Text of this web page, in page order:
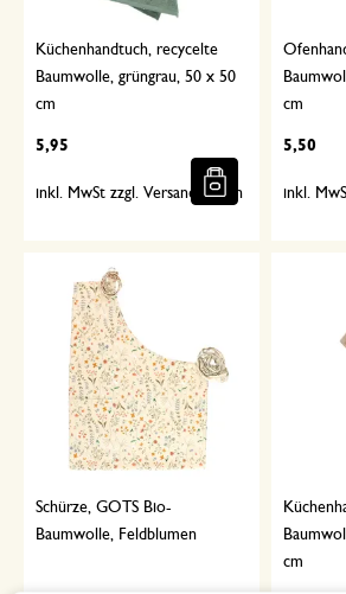
Küchenhandtuch, recycelte
Baumwolle, grüngrau, 50 x 50
cm
5,95
inkl. MwSt zzgl. Versandkosten
cm
5,50
inkl.
Schürze, GOTS Bio-
Baumwolle, Feldblumen
cm